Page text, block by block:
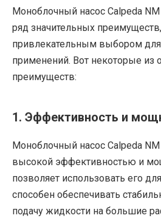
Моноблочный насос Calpeda
ряд значительных
привлекательным выбором
применений. Вот некоторые из
преимуществ:
1. Эффективность и
Моноблочный насос Calpeda
высокой эффективностью и
позволяет использовать его
способен обеспечивать
подачу жидкости на большие